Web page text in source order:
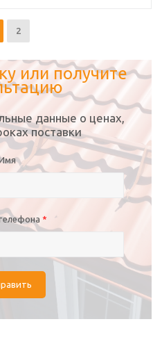
2
или получите
данные о ценах,
поставки
*